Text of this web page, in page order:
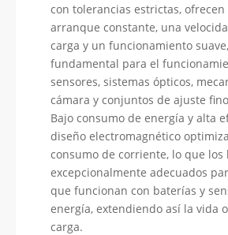
con tolerancias estrictas,
arranque constante, una
carga y un funcionamiento
fundamental para el
sensores, sistemas ópticos,
cámara y conjuntos de ajuste
Bajo consumo de energía y alta
diseño electromagnético
consumo de corriente, lo que los
excepcionalmente adecuados
que funcionan con baterías y
energía, extendiendo así la vida
carga.